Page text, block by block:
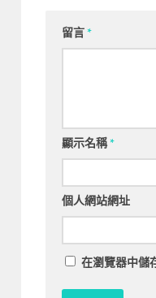
留言*
顯示名稱*
個人網站網址
在瀏覽器中儲